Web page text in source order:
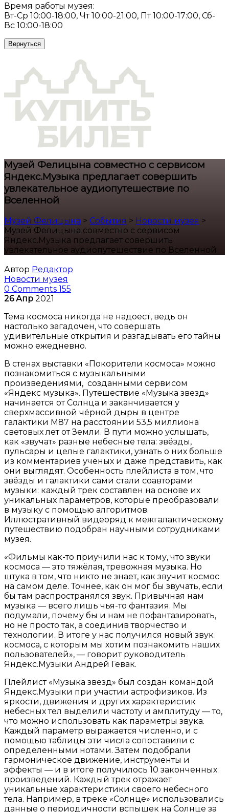
Время работы музея:
Вт-Ср 10:00-18:00, Чт 10:00-21:00, Пт 10:00-17:00, Сб-
Вс 10:00-18:00
Вернуться
Музей Фелицына совместно с сервисом
Яндекс.Музыка предлагает совершить
увлекательное аудиопутешествие по
Вселенной
Музей Фелицына > События > Новости музея >
Музей Фелицына совместно с сервисом
Яндекс.Музыка предлагает совершить
увлекательное аудиопутешествие по Вселенной
Автор Редактор
Новости музея
0 Comments 155
26 Апр 2021
Тема космоса никогда не надоест, ведь он
настолько загадочен, что совершать
удивительные открытия и разгадывать его тайны
можно ежедневно.
В стенах выставки «Покорители космоса» можно
познакомиться с музыкальными
произведениями, созданными сервисом
«Яндекс музыка». Путешествие «Музыка звезд»
начинается от Солнца и заканчивается у
сверхмассивной чёрной дыры в центре
галактики M87 на расстоянии 53,5 миллиона
световых лет от Земли. В пути можно услышать,
как «звучат» разные небесные тела: звёзды,
пульсары и целые галактики, узнать о них больше
из комментариев учёных и даже представить, как
они выглядят. Особенность плейлиста в том, что
звёзды и галактики сами стали соавторами
музыки: каждый трек составлен на основе их
уникальных параметров, которые преобразовали
в музыку с помощью алгоритмов.
Иллюстративный видеоряд к межгалактическому
путешествию подобран научными сотрудниками
музея.
«Фильмы как-то приучили нас к тому, что звуки
космоса — это тяжёлая, тревожная музыка. Но
штука в том, что никто не знает, как звучит космос
на самом деле. Точнее, как он мог бы звучать, если
бы там распространялся звук. Привычная нам
музыка — всего лишь чья-то фантазия. Мы
подумали, почему бы и нам не пофантазировать,
но не просто так, а соединив творчество и
технологии. В итоге у нас получился новый звук
космоса, с которым мы хотим познакомить наших
пользователей», — говорит руководитель
Яндекс.Музыки Андрей Гевак.
Плейлист «Музыка звёзд» был создан командой
Яндекс.Музыки при участии астрофизиков. Из
яркости, движения и других характеристик
небесных тел выделили частоту и амплитуду — то,
что можно использовать как параметры звука.
Каждый параметр выражается численно, и с
помощью таблицы эти числа сопоставили с
определенными нотами. Затем подобрали
гармоническое движение, инструменты и
эффекты — и в итоге получилось 10 законченных
произведений. Каждый трек отражает
уникальные характеристики своего небесного
тела. Например, в треке «Солнце» использовались
данные о периодичности вспышек на Солнце за